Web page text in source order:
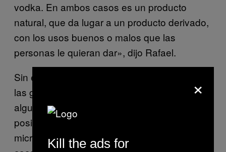
vodka. En ambos casos es un producto
natural, que da lugar a un producto derivado,
con los usos buenos o malos que las
personas le quieran dar», dijo Rafael.
Sin embargo, según la experiencia de Greg,
las grandes chocolateras no tienen interés
alguno en involucrarse en el proyecto si hay
posibilidad de que se utilice así sea un
microgramo del alcaloide en la fórmula. La
×
Kill the ads for